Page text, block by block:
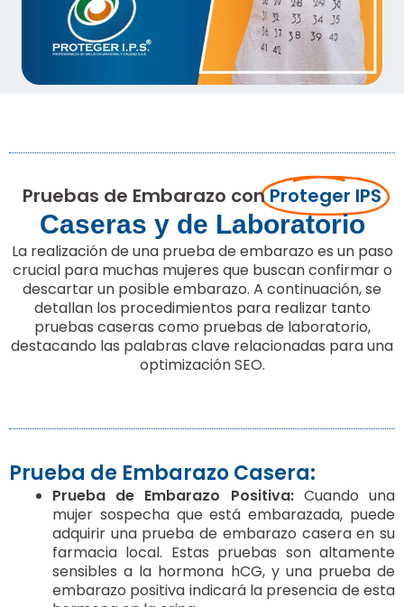
Pruebas de Embarazo conProteger IPS
Caseras y de Laboratorio
La realización de una prueba de embarazo es un paso
crucial para muchas mujeres que buscan confirmar o
descartar un posible embarazo. A continuación, se
detallan los procedimientos para realizar tanto
pruebas caseras como pruebas de laboratorio,
destacando las palabras clave relacionadas para una
optimización SEO.
Prueba de Embarazo Casera:
Prueba de Embarazo Positiva:Cuando una
mujer sospecha que está embarazada, puede
adquirir una prueba de embarazo casera en su
farmacia local. Estas pruebas son altamente
sensibles a la hormona hCG, y una prueba de
embarazo positiva indicará la presencia de esta